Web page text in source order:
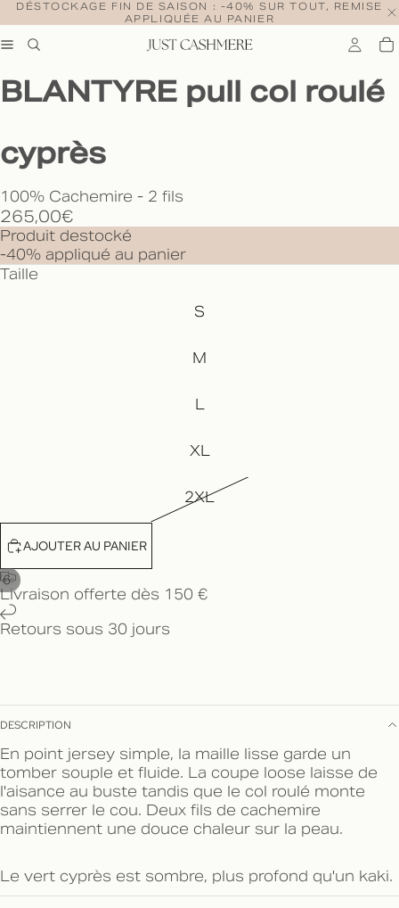
DÉSTOCKAGE FIN DE SAISON : -40% SUR TOUT, REMISE
APPLIQUÉE AU PANIER
6
BLANTYRE pull col roulé
cyprès
100% Cachemire - 2 fils
265,00€
Produit destocké
-40% appliqué au panier
Taille
S
M
L
XL
2XL
AJOUTER AU PANIER
Livraison offerte dès 150 €
Retours sous 30 jours
DESCRIPTION
En point jersey simple, la maille lisse garde un
tomber souple et fluide. La coupe loose laisse de
l'aisance au buste tandis que le col roulé monte
sans serrer le cou. Deux fils de cachemire
maintiennent une douce chaleur sur la peau.
Le vert cyprès est sombre, plus profond qu'un kaki.